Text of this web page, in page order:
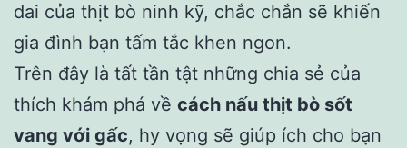
dai của thịt bò ninh kỹ, chắc chắn sẽ khiến
gia đình bạn tấm tắc khen ngon.
Trên đây là tất tần tật những chia sẻ của
thích khám phá về cách nấu thịt bò sốt
vang với gấc, hy vọng sẽ giúp ích cho bạn